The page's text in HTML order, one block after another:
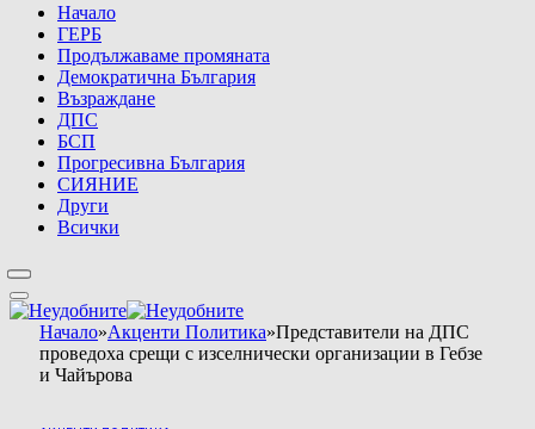
Начало
ГЕРБ
Продължаваме промяната
Демократична България
Възраждане
ДПС
БСП
Прогресивна България
СИЯНИЕ
Други
Всички
Начало»Акценти Политика»Представители на ДПС
проведоха срещи с изселнически организации в Гебзе
и Чайърова